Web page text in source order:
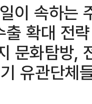
이 속하는
확대 전
문화탐방,
유관단체